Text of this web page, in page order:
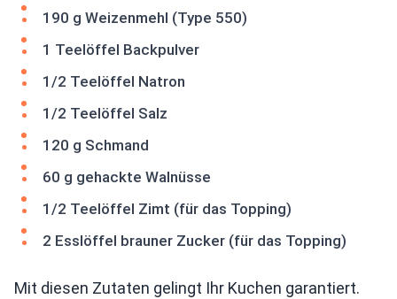
190 g Weizenmehl (Type 550)
1 Teelöffel Backpulver
1/2 Teelöffel Natron
1/2 Teelöffel Salz
120 g Schmand
60 g gehackte Walnüsse
1/2 Teelöffel Zimt (für das Topping)
2 Esslöffel brauner Zucker (für das Topping)
Mit diesen Zutaten gelingt Ihr Kuchen garantiert.